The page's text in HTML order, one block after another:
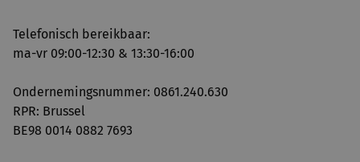
Telefonisch bereikbaar:
ma-vr 09:00-12:30 & 13:30-16:00
Ondernemingsnummer: 0861.240.630
RPR: Brussel
BE98 0014 0882 7693